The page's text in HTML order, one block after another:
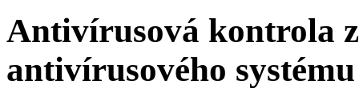
Antivírusová kontrola
antivírusového systému